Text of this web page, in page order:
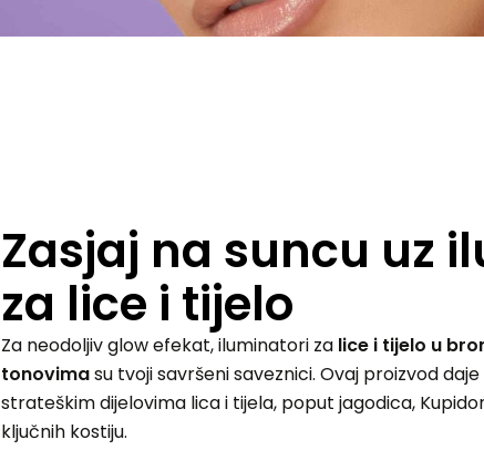
Zasjaj na suncu uz
za lice i tijelo
Za neodoljiv glow efekat, iluminatori za lice i tijelo u
tonovimasu tvoji savršeni saveznici. Ovaj proizvod
strateškim dijelovima lica i tijela, poput jagodica,
ključnih kostiju.